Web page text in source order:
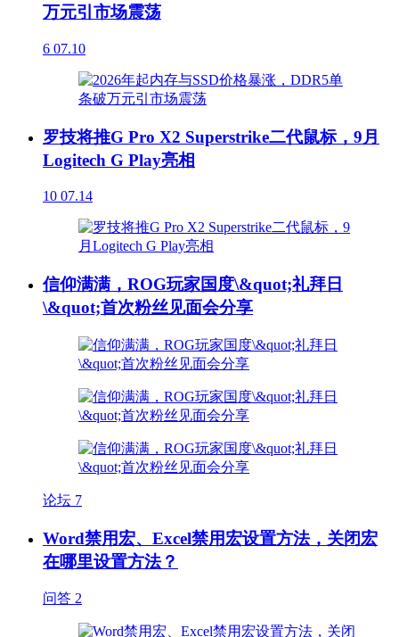
万元引市场震荡
6 07.10
罗技将推G Pro X2 Superstrike二代鼠标，9月
Logitech G Play亮相
10 07.14
信仰满满，ROG玩家国度\&quot;礼拜日
\&quot;首次粉丝见面会分享
论坛 7
Word禁用宏、Excel禁用宏设置方法，关闭宏
在哪里设置方法？
问答 2